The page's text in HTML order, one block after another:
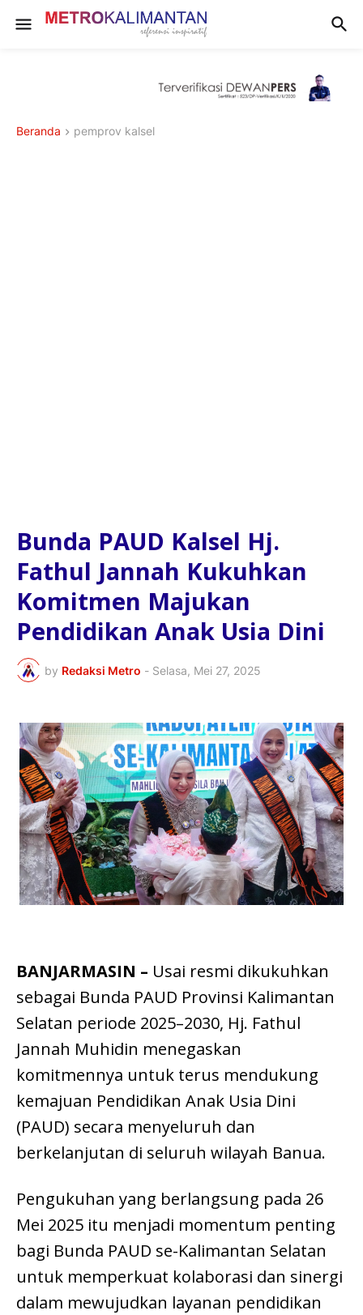
Beranda pemprov kalsel
Bunda PAUD Kalsel Hj.
Fathul Jannah Kukuhkan
Komitmen Majukan
Pendidikan Anak Usia Dini
by Redaksi Metro - Selasa, Mei 27, 2025
BANJARMASIN – Usai resmi dikukuhkan
sebagai Bunda PAUD Provinsi Kalimantan
Selatan periode 2025–2030, Hj. Fathul
Jannah Muhidin menegaskan
komitmennya untuk terus mendukung
kemajuan Pendidikan Anak Usia Dini
(PAUD) secara menyeluruh dan
berkelanjutan di seluruh wilayah Banua.
Pengukuhan yang berlangsung pada 26
Mei 2025 itu menjadi momentum penting
bagi Bunda PAUD se-Kalimantan Selatan
untuk memperkuat kolaborasi dan sinergi
dalam mewujudkan layanan pendidikan